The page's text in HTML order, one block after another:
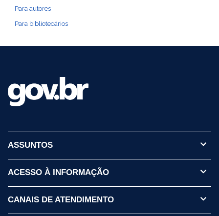
Para autores
Para bibliotecários
ASSUNTOS
ACESSO À INFORMAÇÃO
CANAIS DE ATENDIMENTO